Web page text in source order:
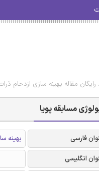
رایگان مقاله بهینه سازی ازدحام
مسابقه پویا
فارسی
بهینه
انگلیسی